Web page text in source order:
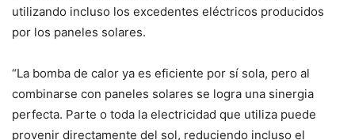
utilizando incluso los excedentes eléctricos producidos
por los paneles solares.
“La bomba de calor ya es eficiente por sí sola, pero al
combinarse con paneles solares se logra una sinergia
perfecta. Parte o toda la electricidad que utiliza puede
provenir directamente del sol, reduciendo incluso el